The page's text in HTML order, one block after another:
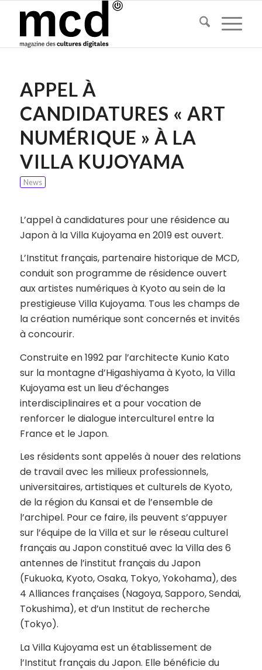
APPEL À
CANDIDATURES « ART
NUMÉRIQUE » À LA
VILLA KUJOYAMA
News
L’appel à candidatures pour une résidence au
Japon à la Villa Kujoyama en 2019 est ouvert.
L’Institut français, partenaire historique de MCD,
conduit son programme de résidence ouvert
aux artistes numériques à Kyoto au sein de la
prestigieuse Villa Kujoyama. Tous les champs de
la création numérique sont concernés et invités
à concourir.
Construite en 1992 par l’architecte Kunio Kato
sur la montagne d’Higashiyama à Kyoto, la Villa
Kujoyama est un lieu d’échanges
interdisciplinaires et a pour vocation de
renforcer le dialogue interculturel entre la
France et le Japon.
Les résidents sont appelés à nouer des relations
de travail avec les milieux professionnels,
universitaires, artistiques et culturels de Kyoto,
de la région du Kansai et de l’ensemble de
l’archipel. Pour ce faire, ils peuvent s’appuyer
sur l’équipe de la Villa et sur le réseau culturel
français au Japon constitué avec la Villa des 6
antennes de l’institut français du Japon
(Fukuoka, Kyoto, Osaka, Tokyo, Yokohama), des
4 Alliances françaises (Nagoya, Sapporo, Sendai,
Tokushima), et d’un Institut de recherche
(Tokyo).
La Villa Kujoyama est un établissement de
l’Institut français du Japon. Elle bénéficie du